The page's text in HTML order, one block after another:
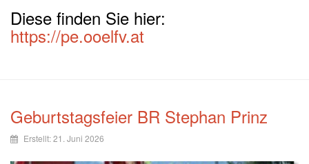
Diese finden Sie hier:
https://pe.ooelfv.at
Geburtstagsfeier BR Stephan Prinz
Erstellt: 21. Juni 2026